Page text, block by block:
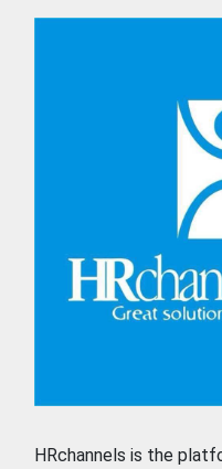
HRchannels is the